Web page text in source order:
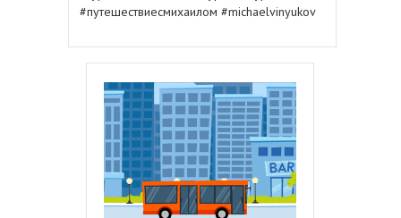
#путешествиесмихаилом #michaelvinyukov